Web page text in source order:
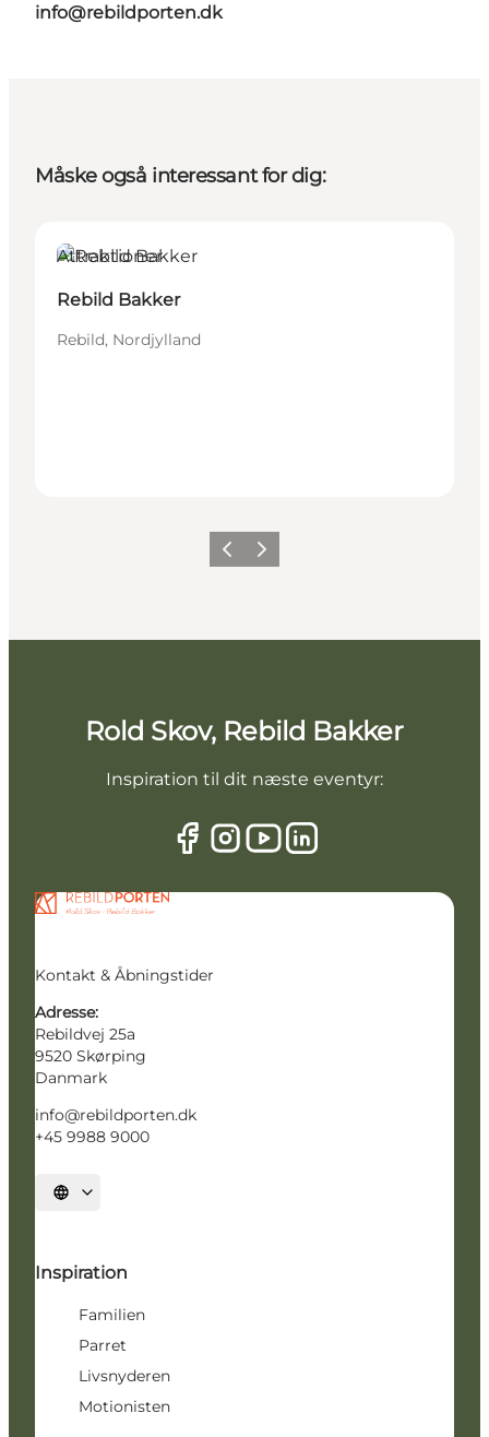
info@rebildporten.dk
Måske også interessant for dig:
Attraktioner
Rebild Bakker
Rebild, Nordjylland
Forrige billede
Næste billede
Rold Skov, Rebild Bakker
Inspiration til dit næste eventyr:
Kontakt & Åbningstider
Adresse:
Rebildvej 25a
9520 Skørping
Danmark
info@rebildporten.dk
+45 9988 9000
Vælg sprog
Inspiration
Familien
Parret
Livsnyderen
Motionisten